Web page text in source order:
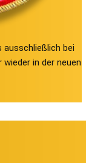
ausschließlich bei
in der neuen